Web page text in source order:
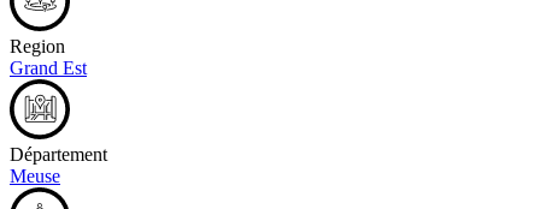
Region
Grand Est
Département
Meuse